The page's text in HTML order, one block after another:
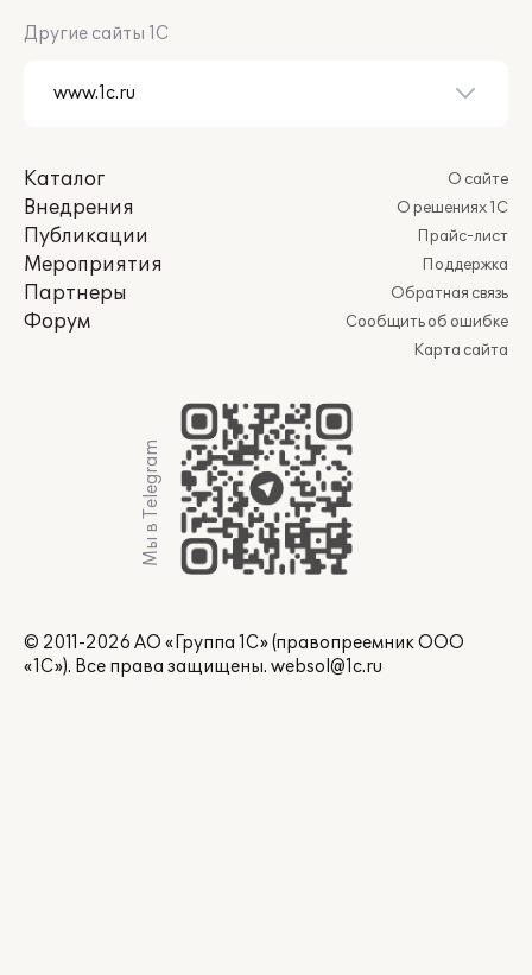
Другие сайты 1С
Каталог
Внедрения
Публикации
Мероприятия
Партнеры
Форум
О сайте
О решениях 1С
Прайс-лист
Поддержка
Обратная связь
Сообщить об ошибке
Карта сайта
Мы в Telegram
© 2011-2026 АО «Группа 1С» (правопреемник ООО
«1С»). Все права защищены. websol@1c.ru